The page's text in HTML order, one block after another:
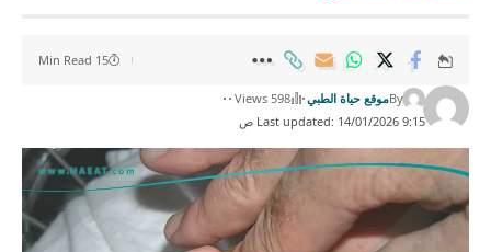
Last updated: 14/01/2026 9:15 ص
Byموقع حياة الطبي 598 Views
15 Min Read